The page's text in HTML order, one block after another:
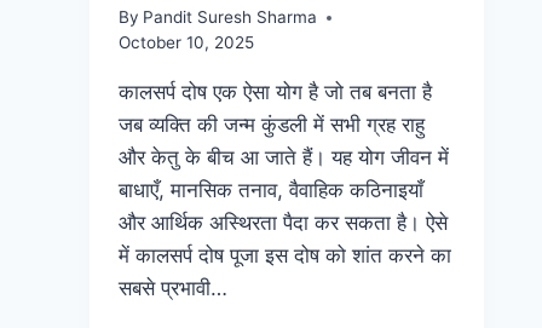
By Pandit Suresh Sharma
October 10, 2025
कालसर्प दोष एक ऐसा योग है जो तब बनता है
जब व्यक्ति की जन्म कुंडली में सभी ग्रह राहु
और केतु के बीच आ जाते हैं। यह योग जीवन में
बाधाएँ, मानसिक तनाव, वैवाहिक कठिनाइयाँ
और आर्थिक अस्थिरता पैदा कर सकता है। ऐसे
में कालसर्प दोष पूजा इस दोष को शांत करने का
सबसे प्रभावी…